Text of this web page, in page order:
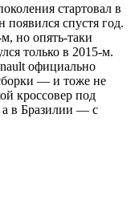
стартовал в
спустя год.
но опять-таки
только в 2015-м.
официально
— и тоже не
кроссовер под
а в Бразилии — с